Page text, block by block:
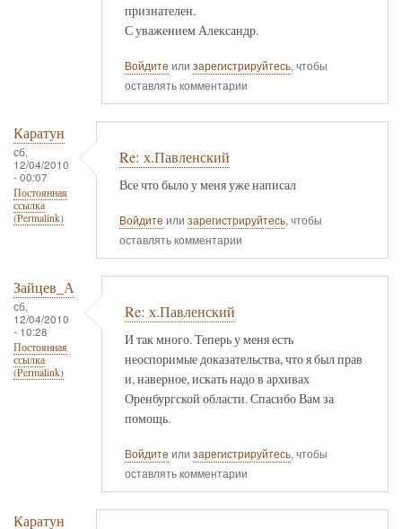
признателен.
С уважением Александр.
Войдите или зарегистрируйтесь, чтобы
оставлять комментарии
Каратун
сб,
12/04/2010
- 00:07
Постоянная
ссылка
(Permalink)
Re: х.Павленский
Все что было у меня уже написал
Войдите или зарегистрируйтесь, чтобы
оставлять комментарии
Зайцев_А
сб,
12/04/2010
- 10:28
Постоянная
ссылка
(Permalink)
Re: х.Павленский
И так много. Теперь у меня есть
неоспоримые доказательства, что я был прав
и, наверное, искать надо в архивах
Оренбургской области. Спасибо Вам за
помощь.
Войдите или зарегистрируйтесь, чтобы
оставлять комментарии
Каратун